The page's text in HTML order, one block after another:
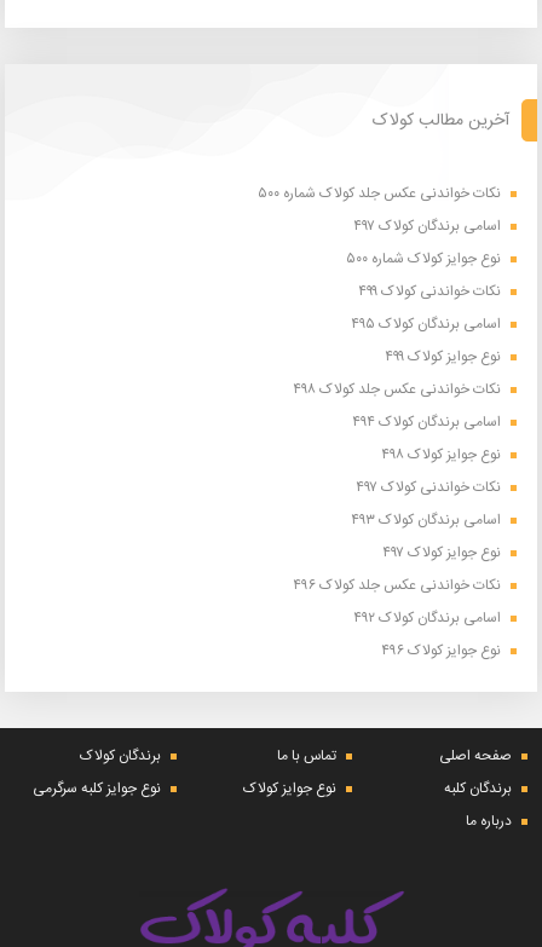
آخرین مطالب کولاک
نکات خواندنی عکس جلد کولاک شماره ۵۰۰
اسامی برندگان کولاک ۴۹۷
نوع جوایز کولاک شماره ۵۰۰
نکات خواندنی کولاک ۴۹۹
اسامی برندگان کولاک ۴۹۵
نوع جوایز کولاک ۴۹۹
نکات خواندنی عکس جلد کولاک ۴۹۸
اسامی برندگان کولاک ۴۹۴
نوع جوایز کولاک ۴۹۸
نکات خواندنی کولاک ۴۹۷
اسامی برندگان کولاک ۴۹۳
نوع جوایز کولاک ۴۹۷
نکات خواندنی عکس جلد کولاک ۴۹۶
اسامی برندگان کولاک ۴۹۲
نوع جوایز کولاک ۴۹۶
صفحه اصلی تماس با ما
برندگان کولاک
برندگان کلبه
نوع جوایز کولاک
نوع جوایز کلبه سرگرمی
درباره ما